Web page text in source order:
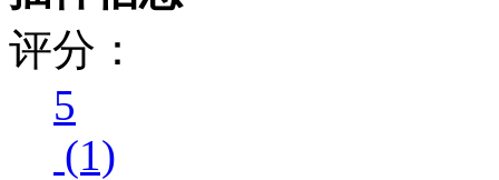
评分：
5
(1)